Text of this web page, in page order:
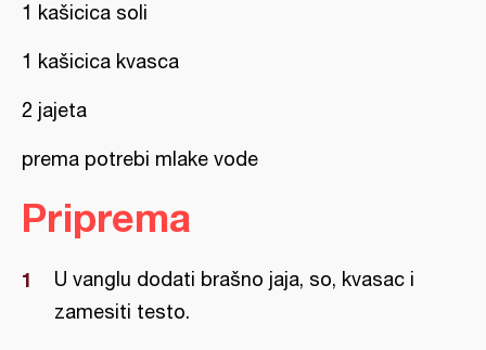
1 kašicica soli
1 kašicica kvasca
2 jajeta
prema potrebi mlake vode
Priprema
U vanglu dodati brašno jaja, so, kvasac i
zamesiti testo.